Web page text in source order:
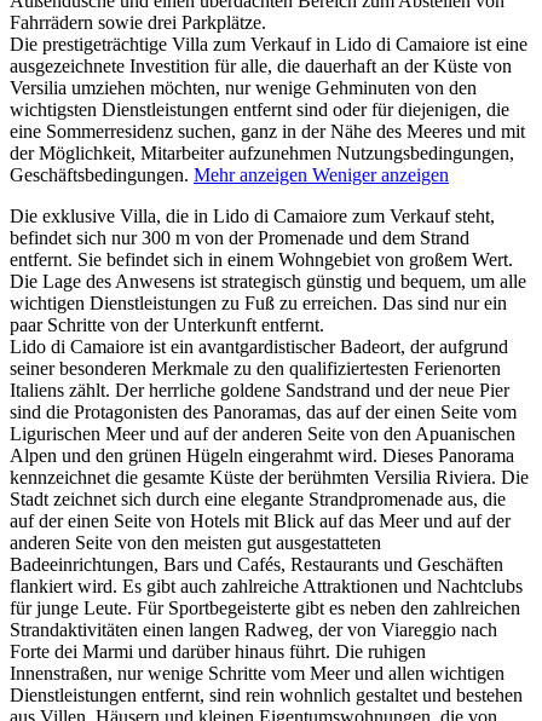
Fahrrädern sowie drei Parkplätze.
Die prestigeträchtige Villa zum Verkauf in Lido di Camaiore ist eine
ausgezeichnete Investition für alle, die dauerhaft an der Küste von
Versilia umziehen möchten, nur wenige Gehminuten von den
wichtigsten Dienstleistungen entfernt sind oder für diejenigen, die
eine Sommerresidenz suchen, ganz in der Nähe des Meeres und mit
der Möglichkeit, Mitarbeiter aufzunehmen Nutzungsbedingungen,
Geschäftsbedingungen. Mehr anzeigen Weniger anzeigen
Die exklusive Villa, die in Lido di Camaiore zum Verkauf steht,
befindet sich nur 300 m von der Promenade und dem Strand
entfernt. Sie befindet sich in einem Wohngebiet von großem Wert.
Die Lage des Anwesens ist strategisch günstig und bequem, um alle
wichtigen Dienstleistungen zu Fuß zu erreichen. Das sind nur ein
paar Schritte von der Unterkunft entfernt.
Lido di Camaiore ist ein avantgardistischer Badeort, der aufgrund
seiner besonderen Merkmale zu den qualifiziertesten Ferienorten
Italiens zählt. Der herrliche goldene Sandstrand und der neue Pier
sind die Protagonisten des Panoramas, das auf der einen Seite vom
Ligurischen Meer und auf der anderen Seite von den Apuanischen
Alpen und den grünen Hügeln eingerahmt wird. Dieses Panorama
kennzeichnet die gesamte Küste der berühmten Versilia Riviera. Die
Stadt zeichnet sich durch eine elegante Strandpromenade aus, die
auf der einen Seite von Hotels mit Blick auf das Meer und auf der
anderen Seite von den meisten gut ausgestatteten
Badeeinrichtungen, Bars und Cafés, Restaurants und Geschäften
flankiert wird. Es gibt auch zahlreiche Attraktionen und Nachtclubs
für junge Leute. Für Sportbegeisterte gibt es neben den zahlreichen
Strandaktivitäten einen langen Radweg, der von Viareggio nach
Forte dei Marmi und darüber hinaus führt. Die ruhigen
Innenstraßen, nur wenige Schritte vom Meer und allen wichtigen
Dienstleistungen entfernt, sind rein wohnlich gestaltet und bestehen
aus Villen, Häusern und kleinen Eigentumswohnungen, die von